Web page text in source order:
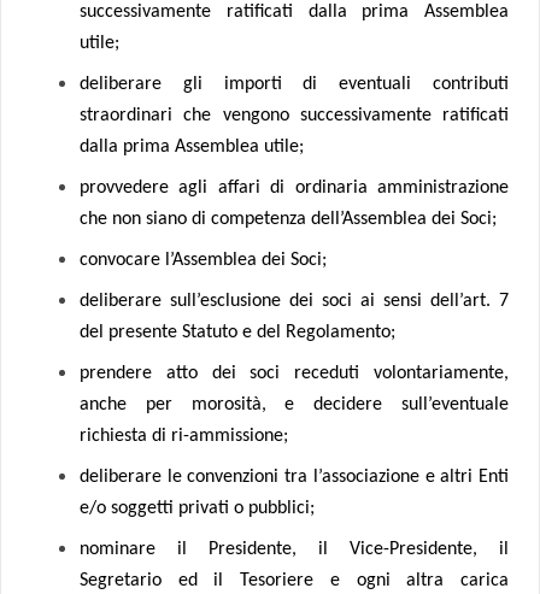
successivamente ratificati dalla prima Assemblea
utile;
deliberare gli importi di eventuali contributi
straordinari che vengono successivamente ratificati
dalla prima Assemblea utile;
provvedere agli affari di ordinaria amministrazione
che non siano di competenza dell’Assemblea dei Soci;
convocare l’Assemblea dei Soci;
deliberare sull’esclusione dei soci ai sensi dell’art. 7
del presente Statuto e del Regolamento;
prendere atto dei soci receduti volontariamente,
anche per morosità, e decidere sull’eventuale
richiesta di ri-ammissione;
deliberare le convenzioni tra l’associazione e altri Enti
e/o soggetti privati o pubblici;
nominare il Presidente, il Vice-Presidente, il
Segretario ed il Tesoriere e ogni altra carica